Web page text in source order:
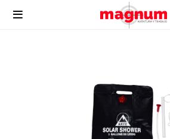
